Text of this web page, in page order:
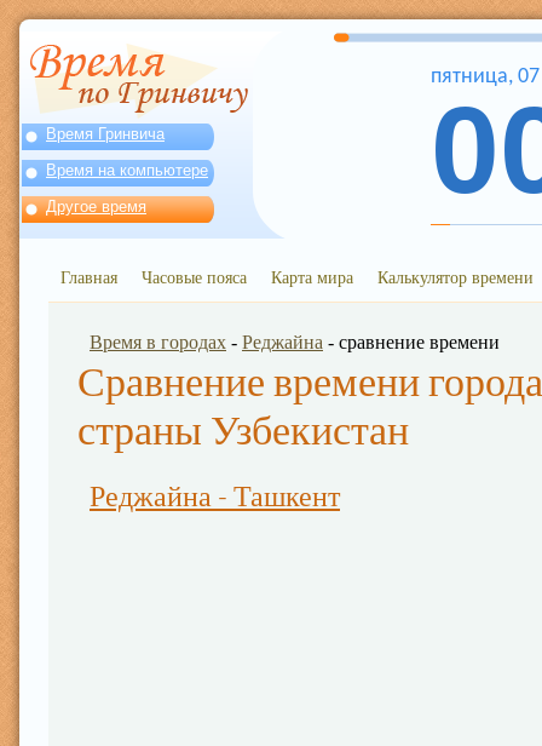
Время Гринвича
Время на компьютере
Другое время
пятница, 07
Главная Часовые пояса Карта мира Калькулятор времени
Время в городах - Реджайна - сравнение времени
Сравнение времени
страны Узбекистан
Реджайна - Ташкент